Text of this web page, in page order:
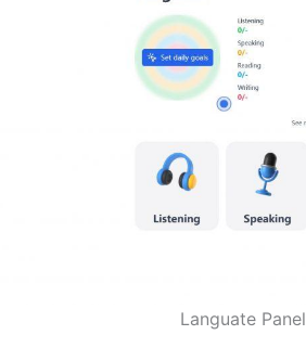
Languate Panel